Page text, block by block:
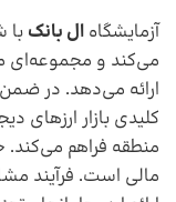
آزمایشگاه ال بانک با
می‌کند و مجموعه‌ای
ارائه می‌دهد. در
کلیدی بازار ارزهای
منطقه فراهم می‌کند.
مالی است. فرآیند